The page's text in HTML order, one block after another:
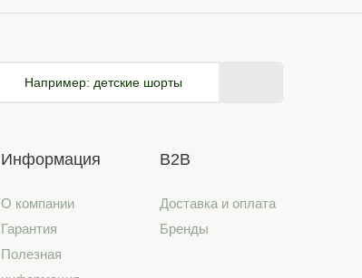
Например: детские шорты
Информация
О компании
Гарантия
Полезная
B2B
Доставка и оплата
Бренды